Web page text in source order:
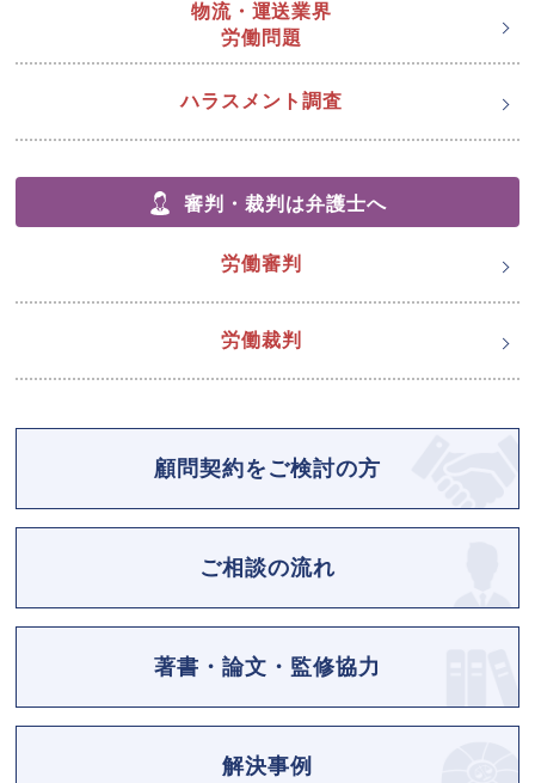
物流・運送業界
労働問題
ハラスメント調査
審判・裁判は弁護士へ
労働審判
労働裁判
顧問契約をご検討の方
ご相談の流れ
著書・論文・監修協力
解決事例